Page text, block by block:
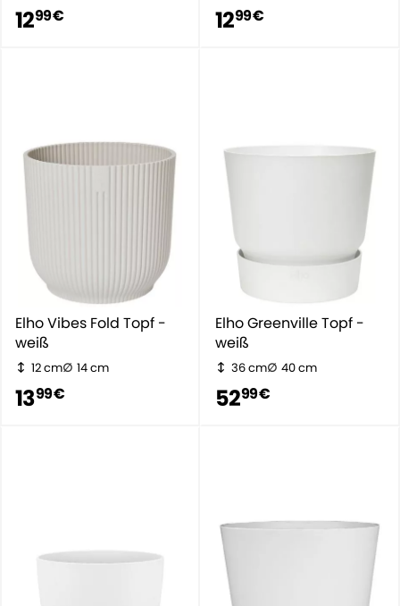
1299 € 1299 €
Elho Vibes Fold Topf -
weiß
12 cm 14 cm
1399 €
Elho Greenville Topf -
weiß
36 cm 40 cm
5299 €